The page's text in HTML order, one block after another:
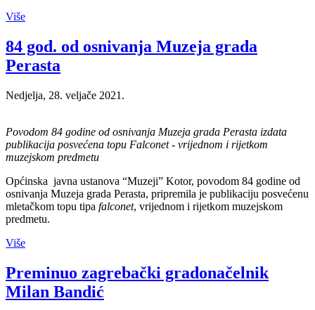
Više
84 god. od osnivanja Muzeja grada
Perasta
Nedjelja, 28. veljače 2021.
Povodom 84 godine od osnivanja Muzeja grada Perasta izdata
publikacija posvećena topu Falconet - vrijednom i rijetkom
muzejskom predmetu
Općinska javna ustanova “Muzeji” Kotor, povodom 84 godine od
osnivanja Muzeja grada Perasta, pripremila je publikaciju posvećenu
mletačkom topu tipa falconet, vrijednom i rijetkom muzejskom
predmetu.
Više
Preminuo zagrebački gradonačelnik
Milan Bandić